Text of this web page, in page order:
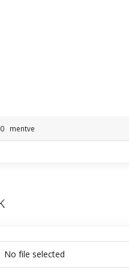
mentve
No file selected